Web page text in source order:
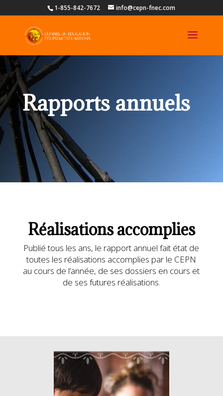
1-855-842-7672 info@cepn-fnec.com
Rapports annuels
Réalisations accomplies
Publié tous les ans, le rapport annuel fait état de
toutes les réalisations accomplies par le CEPN
au cours de l’année, de ses dossiers en cours et
de ses futures réalisations.